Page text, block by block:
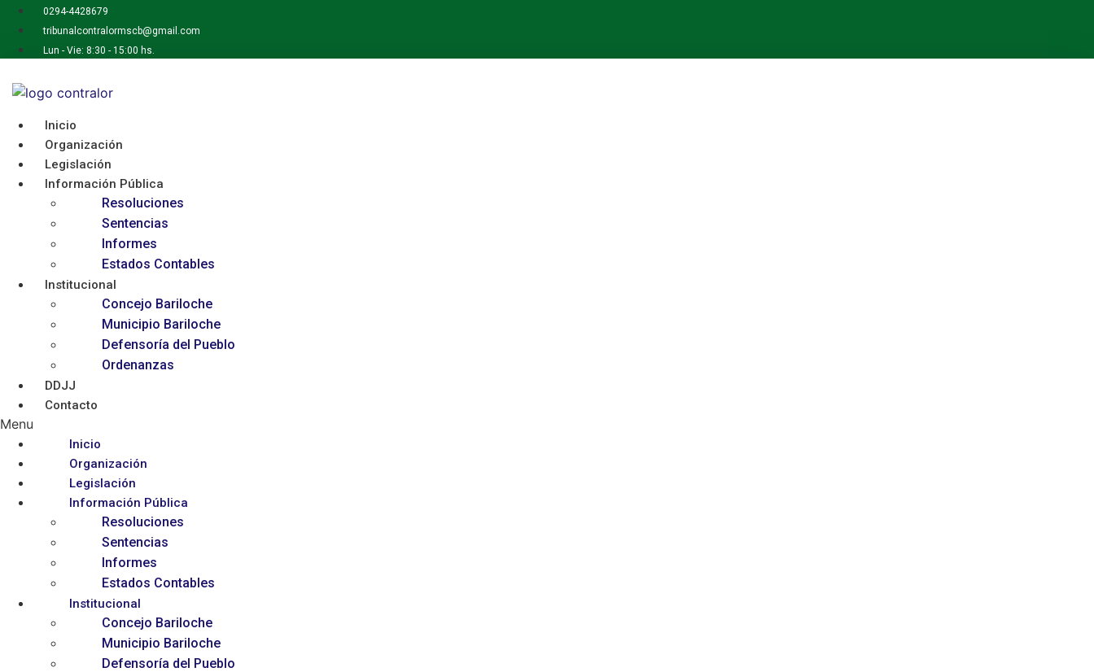
contenido
0294-4428679
tribunalcontralormscb@gmail.com
Lun - Vie: 8:30 - 15:00 hs.
Inicio
Organización
Legislación
Información Pública
Resoluciones
Sentencias
Informes
Estados Contables
Institucional
Concejo Bariloche
Municipio Bariloche
Defensoría del Pueblo
Ordenanzas
DDJJ
Contacto
Menu
Inicio
Organización
Legislación
Información Pública
Resoluciones
Sentencias
Informes
Estados Contables
Institucional
Concejo Bariloche
Municipio Bariloche
Defensoría del Pueblo